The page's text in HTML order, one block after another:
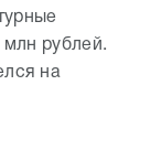
рублей.
на